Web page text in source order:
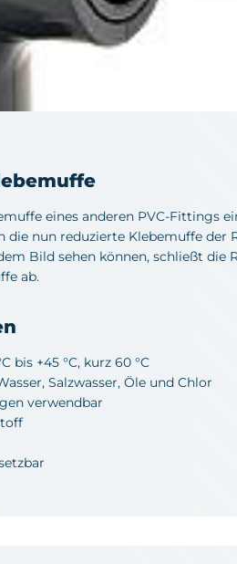
eines anderen PVC-Fittings
die nun reduzierte Klebemuffe der
Bild sehen können, schließt die
ab.
bis +45 °C, kurz 60 °C
Salzwasser, Öle und Chlor
verwendbar